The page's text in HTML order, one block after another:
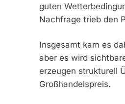
guten
Nachfrage trieb den
Insgesamt kam es
aber es wird
erzeugen strukturell
Großhandelspreis.